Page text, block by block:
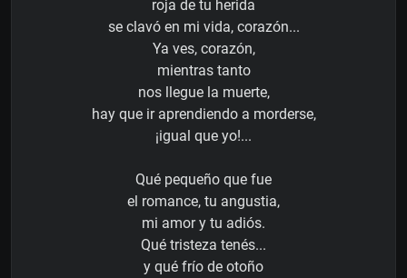
roja de tu herida
se clavó en mi vida, corazón...
Ya ves, corazón,
mientras tanto
nos llegue la muerte,
hay que ir aprendiendo a morderse,
¡igual que yo!...
Qué pequeño que fue
el romance, tu angustia,
mi amor y tu adiós.
Qué tristeza tenés...
y qué frío de otoño